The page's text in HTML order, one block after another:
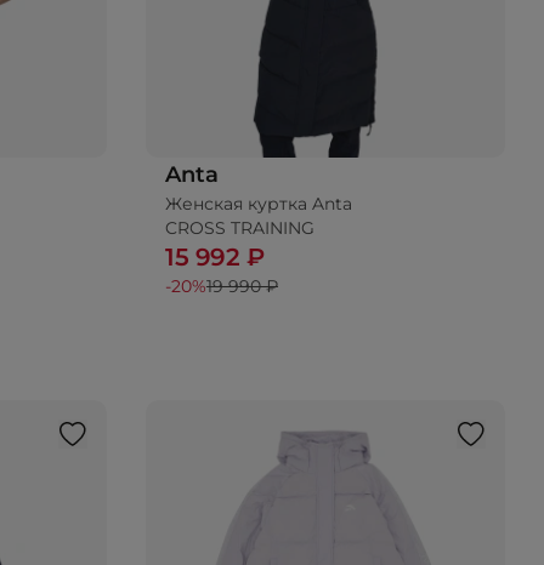
Anta
Женская куртка Anta
CROSS TRAINING
15 992 ₽
-20%19 990 ₽